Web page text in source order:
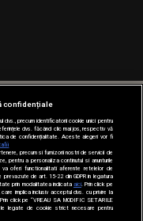
confidențiale
precum identificatorii cookie unici pentru
dvs. făcând clic mai jos, respectiv vă
de confidențialitate. Aceste alegeri vor fi
precum si furnizorii nostri de servicii de
pentru a personaliza continutul si anunturile
oferi functionalitati aferente retelelor de
de art. 15-22 din GDPR in legatura
prin modalitatea indicataaici . Prin click pe
implica inclusiv acceptul dvs. cu privire la
click pe “VREAU SA MODIFIC SETARILE
legate de cookie strict necesare pentru